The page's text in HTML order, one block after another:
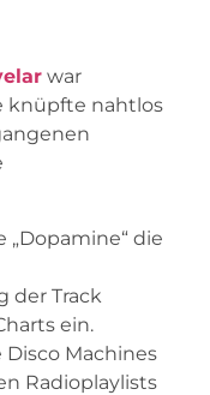
war
knüpfte nahtlos
„Dopamine“ die
der Track
ein.
Disco Machines
Radioplaylists